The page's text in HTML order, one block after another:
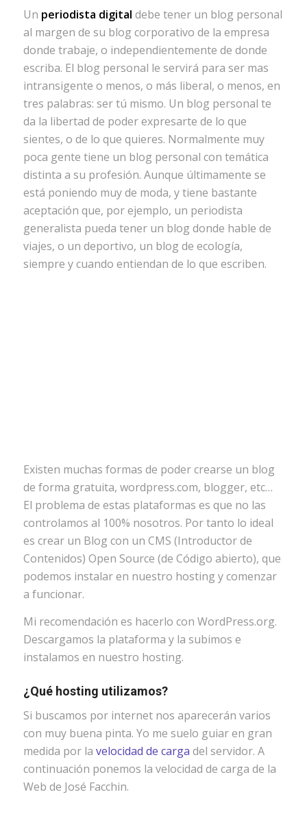
Un periodista digital debe tener un blog personal
al margen de su blog corporativo de la empresa
donde trabaje, o independientemente de donde
escriba. El blog personal le servirá para ser mas
intransigente o menos, o más liberal, o menos, en
tres palabras: ser tú mismo. Un blog personal te
da la libertad de poder expresarte de lo que
sientes, o de lo que quieres. Normalmente muy
poca gente tiene un blog personal con temática
distinta a su profesión. Aunque últimamente se
está poniendo muy de moda, y tiene bastante
aceptación que, por ejemplo, un periodista
generalista pueda tener un blog donde hable de
viajes, o un deportivo, un blog de ecología,
siempre y cuando entiendan de lo que escriben.
Existen muchas formas de poder crearse un blog
de forma gratuita, wordpress.com, blogger, etc…
El problema de estas plataformas es que no las
controlamos al 100% nosotros. Por tanto lo ideal
es crear un Blog con un CMS (Introductor de
Contenidos) Open Source (de Código abierto), que
podemos instalar en nuestro hosting y comenzar
a funcionar.
Mi recomendación es hacerlo con WordPress.org.
Descargamos la plataforma y la subimos e
instalamos en nuestro hosting.
¿Qué hosting utilizamos?
Si buscamos por internet nos aparecerán varios
con muy buena pinta. Yo me suelo guiar en gran
medida por la velocidad de carga del servidor. A
continuación ponemos la velocidad de carga de la
Web de José Facchin.